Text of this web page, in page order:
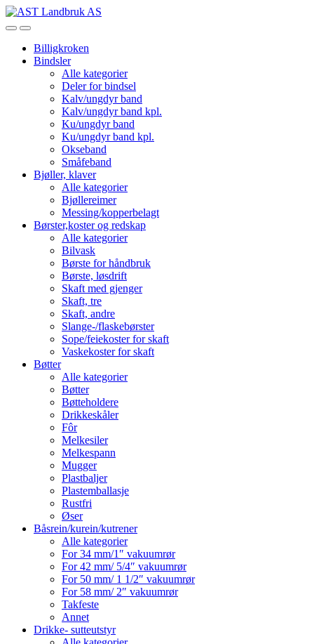
Skip
to
Skip
to
OpenClose
Billigkroken
Bindsler
Alle kategorier
Deler for bindsel
Kalv/ungdyr band
Kalv/ungdyr band kpl.
Ku/ungdyr band
Ku/ungdyr band kpl.
Okseband
Småfeband
Bjøller, klaver
Alle kategorier
Bjøllereimer
Messing/kopperbelagt
Børster,koster og redskap
Alle kategorier
Bilvask
Børste for håndbruk
Børste, løsdrift
Skaft med gjenger
Skaft, tre
Skaft, andre
Slange-/flaskebørster
Sope/feiekoster for skaft
Vaskekoster for skaft
Bøtter
Alle kategorier
Bøtter
Bøtteholdere
Drikkeskåler
Fôr
Melkesiler
Melkespann
Mugger
Plastbaljer
Plastemballasje
Rustfri
Øser
Båsrein/kurein/kutrener
Alle kategorier
For 34 mm/1″ vakuumrør
For 42 mm/ 5/4″ vakuumrør
For 50 mm/ 1 1/2″ vakuumrør
For 58 mm/ 2″ vakuumrør
Takfeste
Annet
Drikke- sutteutstyr